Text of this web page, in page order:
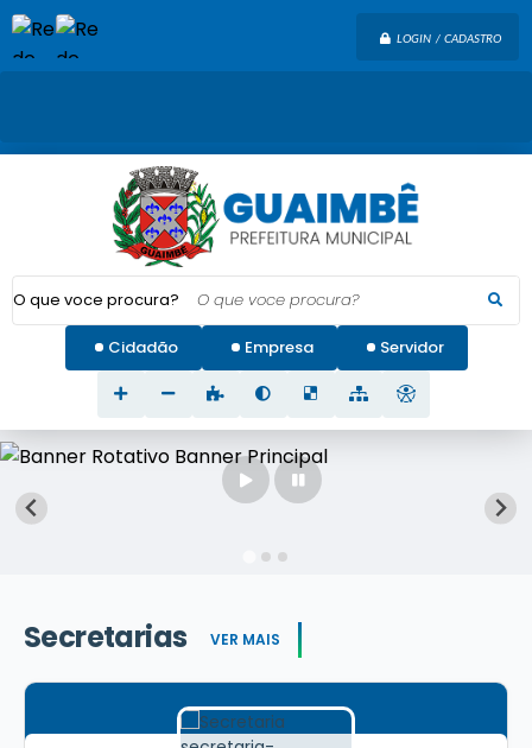
LOGIN / CADASTRO
O que voce procura?
Cidadão Empresa Servidor
Secretarias VER MAIS